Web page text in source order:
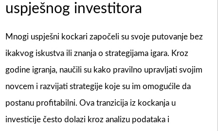
uspješnog investitora
Mnogi uspješni kockari započeli su svoje putovanje bez
ikakvog iskustva ili znanja o strategijama igara. Kroz
godine igranja, naučili su kako pravilno upravljati svojim
novcem i razvijati strategije koje su im omogućile da
postanu profitabilni. Ova tranzicija iz kockanja u
investicije često dolazi kroz analizu podataka i